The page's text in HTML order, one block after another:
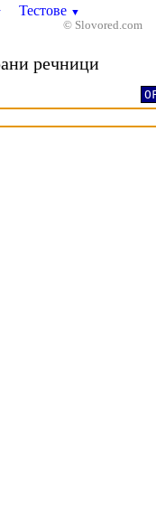
Тестове ▼
© Slovored.com
речници